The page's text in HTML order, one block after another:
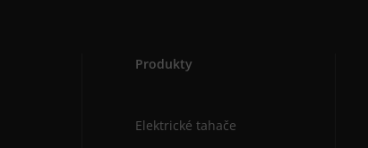
Produkty
Elektrické tahače